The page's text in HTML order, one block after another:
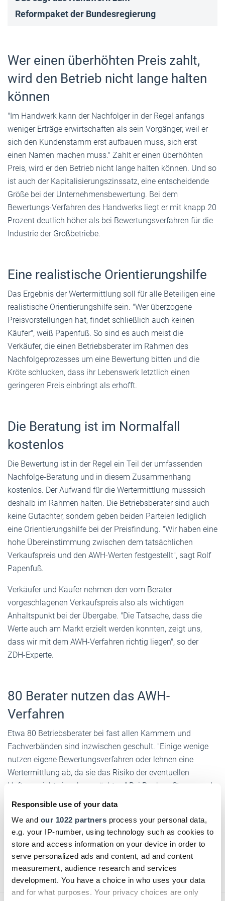
Responsible use of your data
We and our 1022 partners process your personal data,
e.g. your IP-number, using technology such as cookies to
store and access information on your device in order to
serve personalized ads and content, ad and content
measurement, audience research and services
development. You have a choice in who uses your data
and for what purposes. Your privacy choices are only
Reformpaket der Bundesregierung
Wer einen überhöhten Preis zahlt,
wird den Betrieb nicht lange halten
können
"Im Handwerk kann der Nachfolger in der Regel anfangs
weniger Erträge erwirtschaften als sein Vorgänger, weil er
sich den Kundenstamm erst aufbauen muss, sich erst
einen Namen machen muss." Zahlt er einen überhöhten
Preis, wird er den Betrieb nicht lange halten können. Und so
ist auch der Kapitalisierungszinssatz, eine entscheidende
Größe bei der Unternehmensbewertung. Bei dem
Bewertungs-Verfahren des Handwerks ­liegt er mit knapp 20
Prozent deutlich höher als bei Bewertungsverfahren für die
Industrie der Großbetriebe.
Eine realistische Orientierungshilfe
Das Ergebnis der Wertermittlung soll für alle Beteiligen eine
realistische Orientierungshilfe sein. "Wer überzogene
Preisvorstellungen hat, findet schließlich auch keinen
Käufer", weiß Papenfuß. So sind es auch­­­­­ meist die
Verkäufer, die einen Betriebsberater im Rahmen des
Nachfolgeprozesses um eine Bewertung bitten und die
Kröte schlucken, dass ihr Lebenswerk letztlich einen
geringeren Preis einbringt als erhofft.
Die Beratung ist im Normalfall
kostenlos
Die Bewertung ist in der Regel ein Teil der umfassenden
Nachfolge-Beratung und in diesem Zusammenhang
kostenlos. Der Aufwand für die Wertermittlung musssich
deshalb im Rahmen halten. Die Betriebsberater sind auch
keine Gutachter, sondern geben beiden Parteien lediglich
eine Orientierungshilfe bei der Preisfindung. "Wir haben eine
hohe Übereinstimmung zwischen dem tatsächlichen
Verkaufspreis und den AWH-Werten festgestellt", sagt Rolf
Papenfuß.
Verkäufer und Käufer nehmen den vom Berater
vorgeschlagenen Verkaufspreis also als wichtigen
Anhaltspunkt bei der Übergabe. "Die Tatsache, dass die
Werte auch am Markt erzielt werden konnten, zeigt uns,
dass wir mit dem AWH-Verfahren richtig liegen", so der
ZDH-Experte.
80 Berater nutzen das AWH-
Verfahren
Etwa 80 Betriebsberater bei fast allen Kammern und
Fachverbänden sind inzwischen geschult. "Einige wenige
nutzen eigene Bewertungsverfahren oder lehnen eine
Wertermittlung ab, da sie das Risiko der eventuellen
Haftung nicht eingehen möchten." Bei Banken, Steuer- und
kleine und mittlere Unternehmen inzwischen ebenfalls eine
hohe Akzeptanz. In einem nächsten Schritt will die Bonner
ZDH-ZERT GmbH den AWH-Standard deshalb öffentlichen
Bewertern gegen Gebühr anbieten.
Text:Kirsten Freund/ handwerksblatt.de